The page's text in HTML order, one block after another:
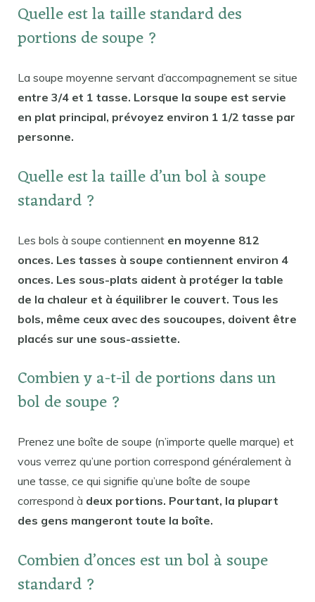
Quelle est la taille standard des
portions de soupe ?
La soupe moyenne servant d’accompagnement se situe
entre 3/4 et 1 tasse. Lorsque la soupe est servie
en plat principal, prévoyez environ 1 1/2 tasse par
personne.
Quelle est la taille d’un bol à soupe
standard ?
Les bols à soupe contiennent en moyenne 812
onces. Les tasses à soupe contiennent environ 4
onces. Les sous-plats aident à protéger la table
de la chaleur et à équilibrer le couvert. Tous les
bols, même ceux avec des soucoupes, doivent être
placés sur une sous-assiette.
Combien y a-t-il de portions dans un
bol de soupe ?
Prenez une boîte de soupe (n’importe quelle marque) et
vous verrez qu’une portion correspond généralement à
une tasse, ce qui signifie qu’une boîte de soupe
correspond à deux portions. Pourtant, la plupart
des gens mangeront toute la boîte.
Combien d’onces est un bol à soupe
standard ?